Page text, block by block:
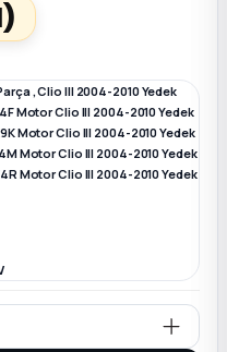
,Clio III 2004-2010 Yedek
Motor Clio III 2004-2010 Yedek
Motor Clio III 2004-2010 Yedek
Motor Clio III 2004-2010 Yedek
Motor Clio III 2004-2010 Yedek